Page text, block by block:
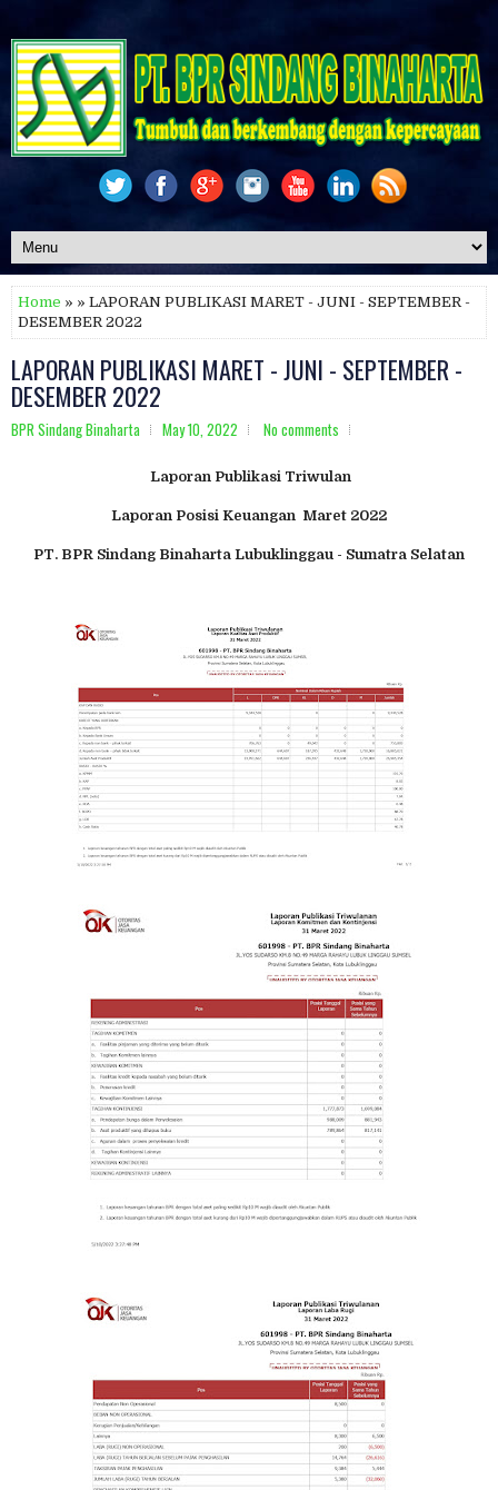
Home » » LAPORAN PUBLIKASI MARET - JUNI - SEPTEMBER -
DESEMBER 2022
LAPORAN PUBLIKASI MARET - JUNI - SEPTEMBER -
DESEMBER 2022
BPR Sindang Binaharta May 10, 2022 No comments
Laporan Publikasi Triwulan
Laporan Posisi Keuangan Maret 2022
PT. BPR Sindang Binaharta Lubuklinggau - Sumatra Selatan